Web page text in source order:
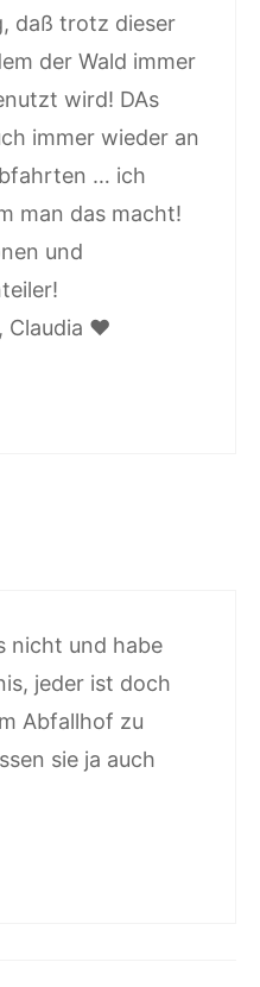
daß trotz dieser
der Wald immer
wird! DAs
immer wieder an
… ich
man das macht!
und
Claudia ♥️
nicht und habe
jeder ist doch
Abfallhof zu
sie ja auch